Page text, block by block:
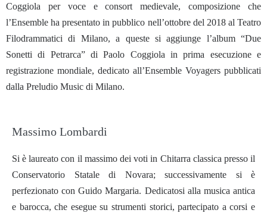
Coggiola per voce e consort medievale, composizione che
l’Ensemble ha presentato in pubblico nell’ottobre del 2018 al Teatro
Filodrammatici di Milano, a queste si aggiunge l’album “Due
Sonetti di Petrarca” di Paolo Coggiola in prima esecuzione e
registrazione mondiale, dedicato all’Ensemble Voyagers pubblicati
dalla Preludio Music di Milano.
Massimo Lombardi
Si è laureato con il massimo dei voti in Chitarra classica presso il
Conservatorio Statale di Novara; successivamente si è
perfezionato con Guido Margaria. Dedicatosi alla musica antica
e barocca, che esegue su strumenti storici, partecipato a corsi e